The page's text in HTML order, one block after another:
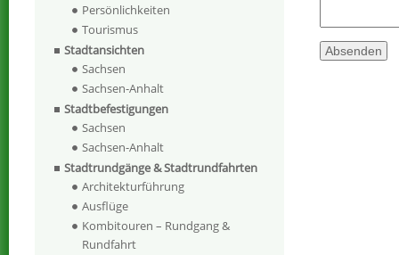
Persönlichkeiten
Tourismus
Stadtansichten
Sachsen
Sachsen-Anhalt
Stadtbefestigungen
Sachsen
Sachsen-Anhalt
Stadtrundgänge & Stadtrundfahrten
Architekturführung
Ausflüge
Kombitouren – Rundgang &
Rundfahrt